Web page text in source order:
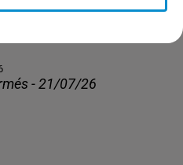
- 21/07/26